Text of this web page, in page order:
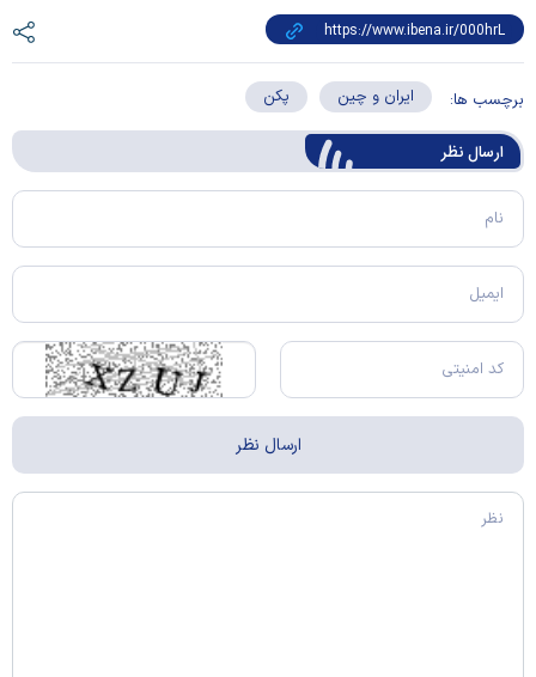
برچسب ها: ایران و چین پکن
ارسال‌ نظر